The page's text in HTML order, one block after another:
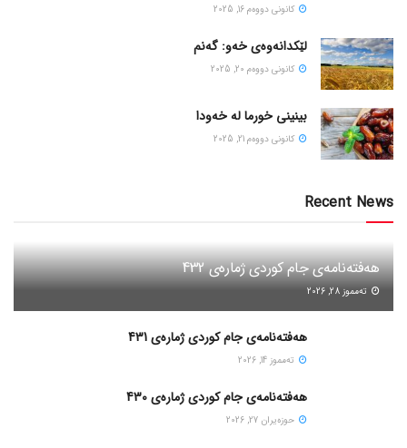
كانونی دووه‌م 16, 2025
لێکدانەوەی خەو: گەنم
كانونی دووه‌م 20, 2025
بینینی خورما لە خەودا
كانونی دووه‌م 21, 2025
Recent News
هەفتەنامەی جام کوردی ژمارەی 432
ته‌مموز 28, 2026
هەفتەنامەی جام کوردی ژمارەی 431
ته‌مموز 14, 2026
هەفتەنامەی جام کوردی ژمارەی 430
حوزه‌یران 27, 2026